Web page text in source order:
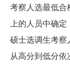
考察人选最低
上的人员中确定
硕士选调生考察
从高分到低分